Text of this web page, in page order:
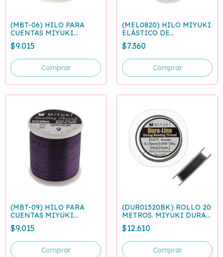
(MBT-06) HILO PARA
CUENTAS MIYUKI
MARRÓN - ROLLO 50
METROS
$9.015
(MEL0820) HILO MIYUKI
ELÁSTICO DE
POLIURETANO 0.6 A 0.8
MM - 20 M
$7.360
(MBT-09) HILO PARA
CUENTAS MIYUKI
PÚRPURA - ROLLO 50
METROS
$9.015
(DUR01520BK) ROLLO 20
METROS. MIYUKI DURA-
LINE 0.15 mm SMOKE
GREY
$12.610